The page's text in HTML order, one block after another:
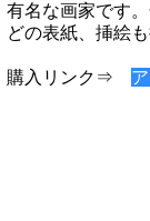
有名な画家です
どの表紙、挿絵
購入リンク⇒